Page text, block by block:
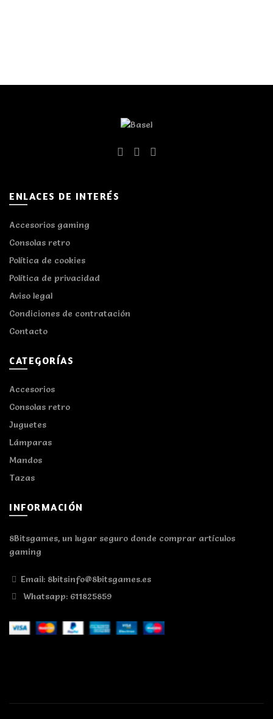
ENLACES DE INTERÉS
Accesorios gaming
Consolas retro
Política de cookies
Política de privacidad
Aviso legal
Condiciones de contratación
Contacto
CATEGORÍAS
Accesorios
Consolas retro
Juguetes
Lámparas
Mandos
Tazas
INFORMACIÓN
8Bitsgames, un lugar seguro donde comprar artículos
gaming
Email: 8bitsinfo@8bitsgames.es
Whatsapp: 611825859